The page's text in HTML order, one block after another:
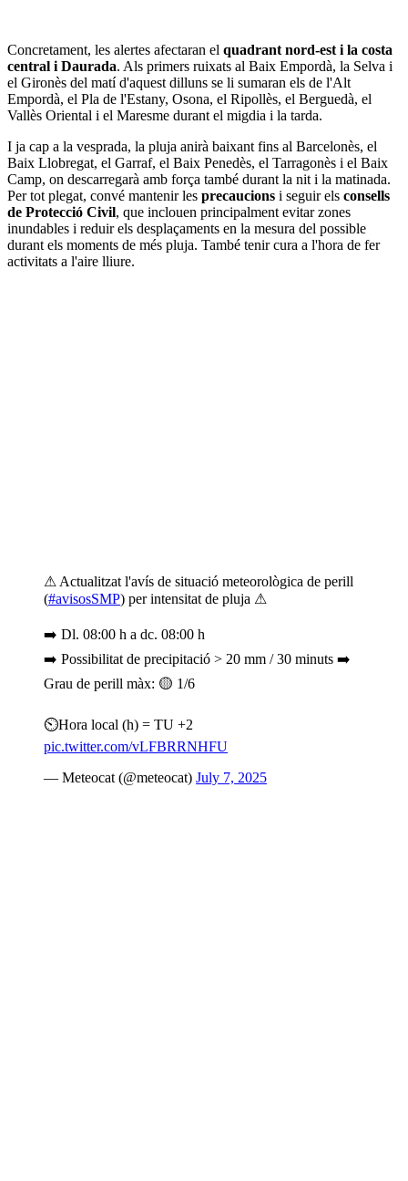
Concretament, les alertes afectaran el quadrant nord-est i la costa
central i Daurada. Als primers ruixats al Baix Empordà, la Selva i
el Gironès del matí d'aquest dilluns se li sumaran els de l'Alt
Empordà, el Pla de l'Estany, Osona, el Ripollès, el Berguedà, el
Vallès Oriental i el Maresme durant el migdia i la tarda.
I ja cap a la vesprada, la pluja anirà baixant fins al Barcelonès, el
Baix Llobregat, el Garraf, el Baix Penedès, el Tarragonès i el Baix
Camp, on descarregarà amb força també durant la nit i la matinada.
Per tot plegat, convé mantenir les precaucions i seguir els consells
de Protecció Civil, que inclouen principalment evitar zones
inundables i reduir els desplaçaments en la mesura del possible
durant els moments de més pluja. També tenir cura a l'hora de fer
activitats a l'aire lliure.
⚠ Actualitzat l'avís de situació meteorològica de perill
(#avisosSMP) per intensitat de pluja ⚠
➡️ Dl. 08:00 h a dc. 08:00 h
➡️ Possibilitat de precipitació > 20 mm / 30 minuts ➡️
Grau de perill màx: 🟡 1/6
⏲️Hora local (h) = TU +2
pic.twitter.com/vLFBRRNHFU
— Meteocat (@meteocat) July 7, 2025